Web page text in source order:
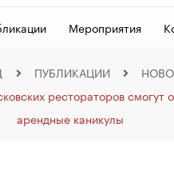
Мероприятия
ПУБЛИКАЦИИ
рестораторов смогут
арендные каникулы